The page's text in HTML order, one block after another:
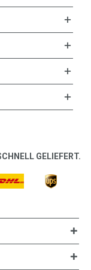
GELIEFERT.